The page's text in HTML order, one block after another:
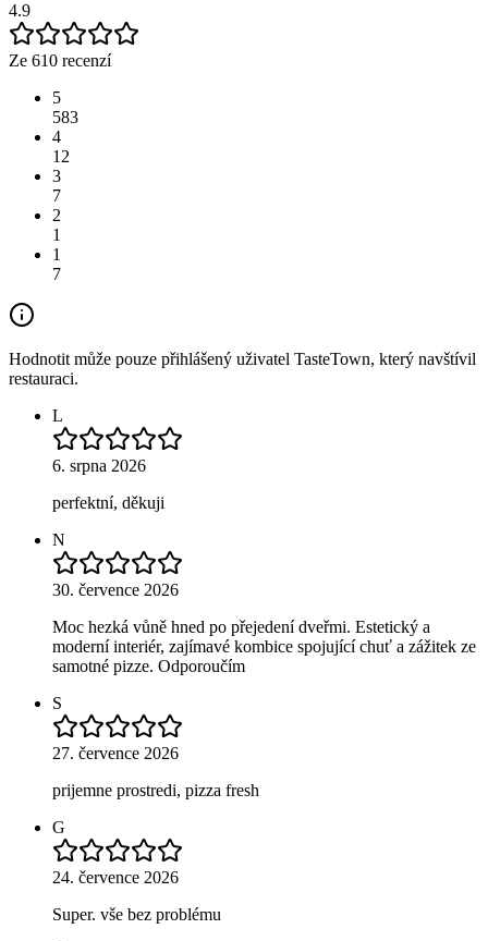
4.9
Ze 610 recenzí
5
583
4
12
3
7
2
1
1
7
Hodnotit může pouze přihlášený uživatel TasteTown, který navštívil
restauraci.
L
6. srpna 2026
perfektní, děkuji
N
30. července 2026
Moc hezká vůně hned po přejedení dveřmi. Estetický a
moderní interiér, zajímavé kombice spojující chuť a zážitek ze
samotné pizze. Odporoučím
S
27. července 2026
prijemne prostredi, pizza fresh
G
24. července 2026
Super. vše bez problému